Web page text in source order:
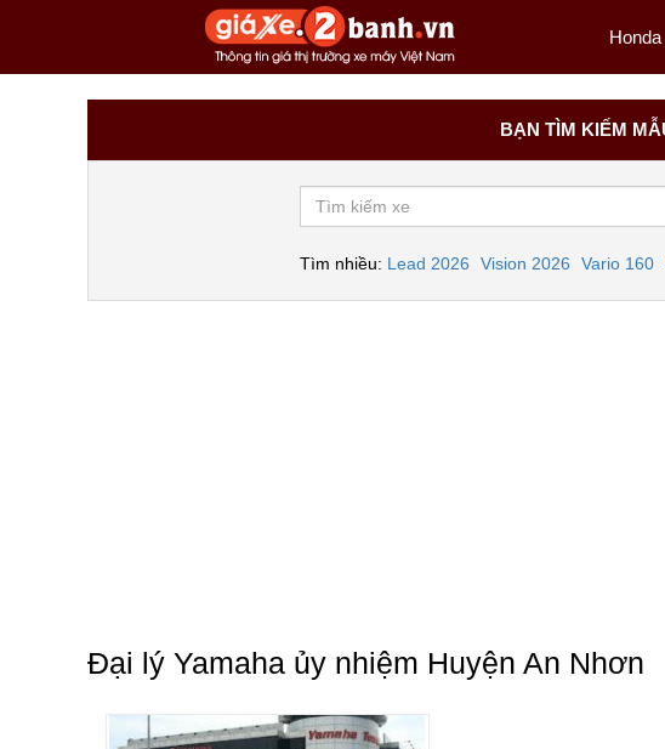
Honda
BẠN TÌM KIẾM
Tìm nhiều: Lead 2026 Vision 2026 Vario 160
Đại lý Yamaha ủy nhiệm Huyện An Nhơn